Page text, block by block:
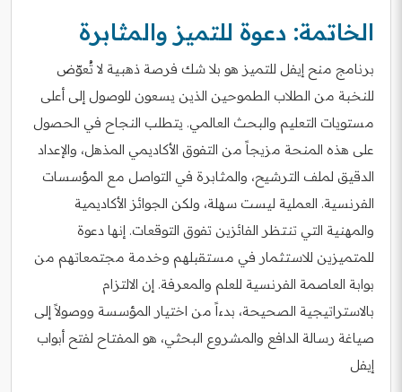
الخاتمة: دعوة للتميز والمثابرة
برنامج منح إيفل للتميز هو بلا شك فرصة ذهبية لا تُعوّض
للنخبة من الطلاب الطموحين الذين يسعون للوصول إلى أعلى
مستويات التعليم والبحث العالمي. يتطلب النجاح في الحصول
على هذه المنحة مزيجاً من التفوق الأكاديمي المذهل، والإعداد
الدقيق لملف الترشيح، والمثابرة في التواصل مع المؤسسات
الفرنسية. العملية ليست سهلة، ولكن الجوائز الأكاديمية
والمهنية التي تنتظر الفائزين تفوق التوقعات. إنها دعوة
للمتميزين للاستثمار في مستقبلهم وخدمة مجتمعاتهم من
بوابة العاصمة الفرنسية للعلم والمعرفة. إن الالتزام
بالاستراتيجية الصحيحة، بدءاً من اختيار المؤسسة ووصولاً إلى
صياغة رسالة الدافع والمشروع البحثي، هو المفتاح لفتح أبواب
إيفل